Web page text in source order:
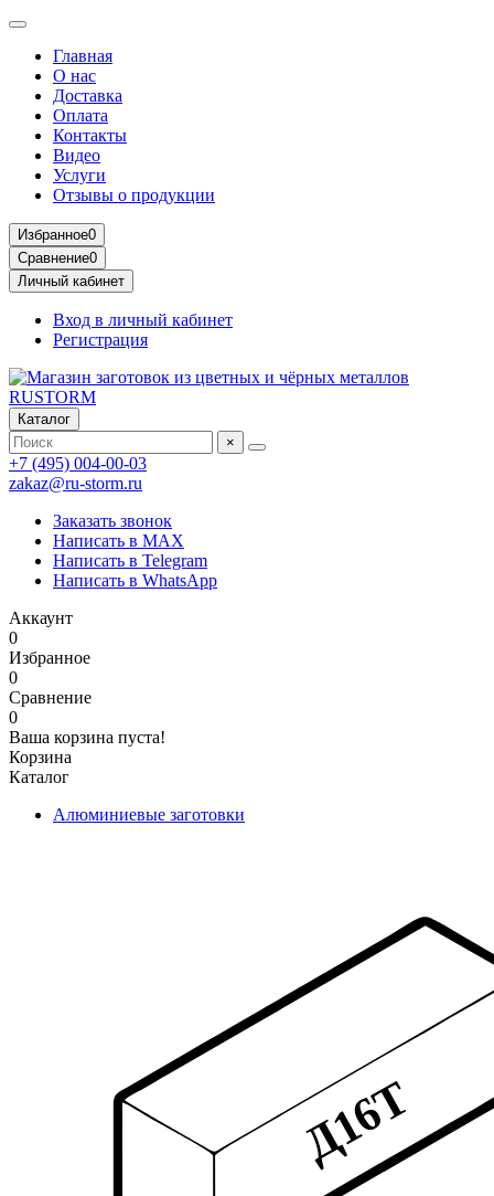
Главная
О нас
Доставка
Оплата
Контакты
Видео
Услуги
Отзывы о продукции
Избранное0
Сравнение0
Личный кабинет
Вход в личный кабинет
Регистрация
Каталог
×
+7 (495) 004-00-03
zakaz@ru-storm.ru
Заказать звонок
Написать в MAX
Написать в Telegram
Написать в WhatsApp
Аккаунт
0
Избранное
0
Сравнение
0
Ваша корзина пуста!
Корзина
Каталог
Алюминиевые заготовки